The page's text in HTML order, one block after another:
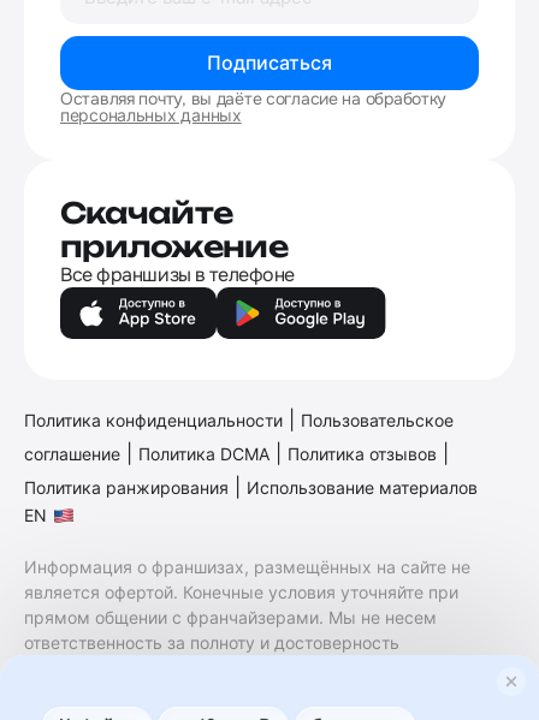
Подписаться
Оставляя почту, вы даёте согласие на обработку
персональных данных
Скачайте
приложение
Все франшизы в телефоне
Политика конфиденциальности
Пользовательское
соглашение
Политика DCMA Политика отзывов
Политика ранжирования
Использование материалов
EN
Информация о франшизах, размещённых на сайте не
является офертой. Конечные условия уточняйте при
прямом общении с франчайзерами. Мы не несем
ответственность за полноту и достоверность